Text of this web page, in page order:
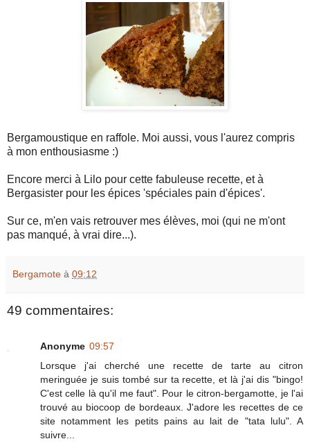
Bergamoustique en raffole. Moi aussi, vous l'aurez compris
à mon enthousiasme :)
Encore merci à Lilo pour cette fabuleuse recette, et à
Bergasister pour les épices 'spéciales pain d'épices'.
Sur ce, m'en vais retrouver mes élèves, moi (qui ne m'ont
pas manqué, à vrai dire...).
Bergamote à 09:12
49 commentaires:
Anonyme 09:57
Lorsque j'ai cherché une recette de tarte au citron
meringuée je suis tombé sur ta recette, et là j'ai dis "bingo!
C'est celle là qu'il me faut". Pour le citron-bergamotte, je l'ai
trouvé au biocoop de bordeaux. J'adore les recettes de ce
site notamment les petits pains au lait de "tata lulu". A
suivre...